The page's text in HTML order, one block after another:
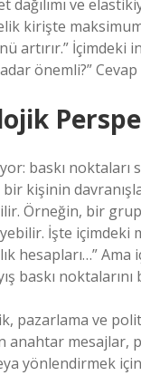
dağılımı ve
kirişte
artırır.”
önemli?”
baskı noktaları
kişinin
Örneğin, bir grup
İşte içimdeki
hesapları…”
baskı noktalarını
pazarlama ve
anahtar
yönlendirmek